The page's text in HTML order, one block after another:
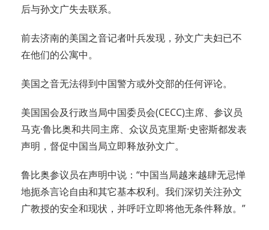
后与孙文广失去联系。
前去济南的美国之音记者叶兵发现，孙文广夫妇已不
在他们的公寓中。
美国之音无法得到中国警方或外交部的任何评论。
美国国会及行政当局中国委员会(CECC)主席、参议员
马克·鲁比奥和共同主席、众议员克里斯·史密斯都发表
声明，督促中国当局立即释放孙文广。
鲁比奥参议员在声明中说：“中国当局越来越肆无忌惮
地扼杀言论自由和其它基本权利。我们深切关注孙文
广教授的安全和现状，并呼吁立即将他无条件释放。”